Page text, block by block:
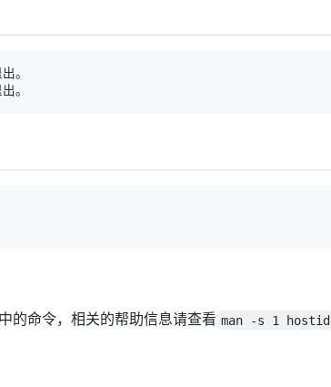
的命令，相关的帮助信息请查看 man -s 1 hostid